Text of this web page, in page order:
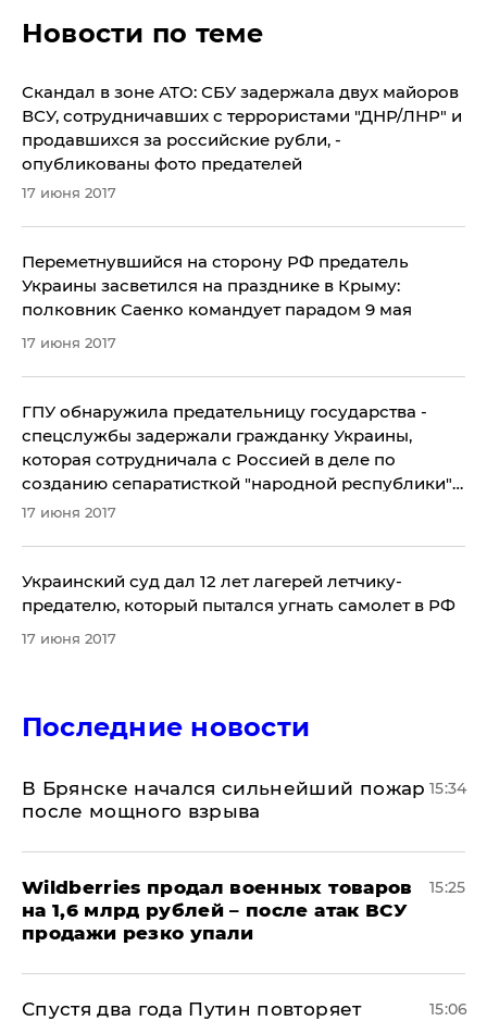
Новости по теме
Скандал в зоне АТО: СБУ задержала двух майоров
ВСУ, сотрудничавших с террористами "ДНР/ЛНР" и
продавшихся за российские рубли, -
опубликованы фото предателей
17 июня 2017
Переметнувшийся на сторону РФ предатель
Украины засветился на празднике в Крыму:
полковник Саенко командует парадом 9 мая
17 июня 2017
ГПУ обнаружила предательницу государства -
спецслужбы задержали гражданку Украины,
которая сотрудничала с Россией в деле по
созданию сепаратисткой "народной республики"
на Запорожье
17 июня 2017
Украинский суд дал 12 лет лагерей летчику-
предателю, который пытался угнать самолет в РФ
17 июня 2017
Последние новости
В Брянске начался сильнейший пожар
после мощного взрыва
15:34
​Wildberries продал военных товаров
на 1,6 млрд рублей – после атак ВСУ
продажи резко упали
15:25
Спустя два года Путин повторяет 15:06